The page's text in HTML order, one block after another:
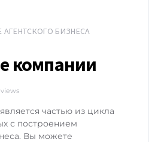
БИЗНЕСА
компании
views
частью из цикла
с построением
Вы можете